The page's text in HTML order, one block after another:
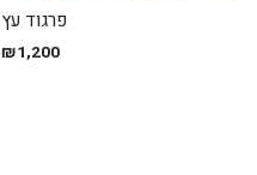
פרגוד עץ
₪1,200